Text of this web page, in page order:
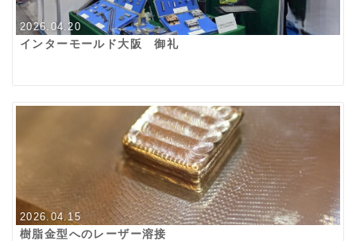
2026.04.20
インターモールド大阪 御礼
2026.04.15
樹脂金型へのレーザー溶接